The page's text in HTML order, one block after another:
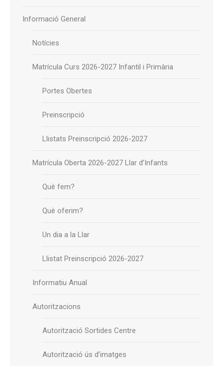
Informació General
Notícies
Matrícula Curs 2026-2027 Infantil i Primària
Portes Obertes
Preinscripció
Llistats Preinscripció 2026-2027
Matrícula Oberta 2026-2027 Llar d’Infants
Què fem?
Què oferim?
Un dia a la Llar
Llistat Preinscripció 2026-2027
Informatiu Anual
Autoritzacions
Autorització Sortides Centre
Autorització ús d’imatges